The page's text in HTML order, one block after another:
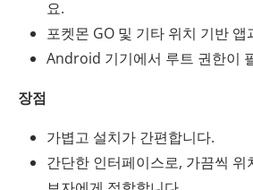
요.
포켓몬 GO 및 기타 위치 기반 앱
Android 기기에서 루트 권한이
장점
가볍고 설치가 간편합니다.
간단한 인터페이스로, 가끔씩 위